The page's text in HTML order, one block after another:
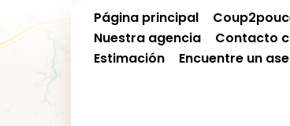
Página principal
Nuestra agencia
Contacto
Estimación
Encuentre un